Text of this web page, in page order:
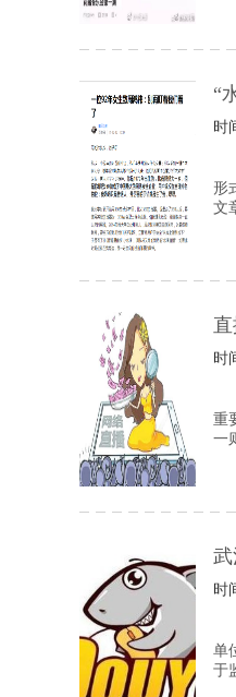
“
时
形
文
时
重
一
时
单
于